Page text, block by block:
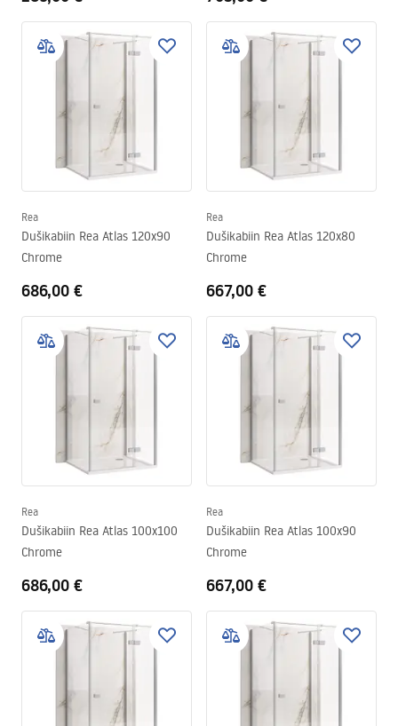
Rea
Dušikabiin Rea Atlas 120x90
Chrome
686,00 €
Rea
Dušikabiin Rea Atlas 120x80
Chrome
667,00 €
Rea
Dušikabiin Rea Atlas 100x100
Chrome
686,00 €
Rea
Dušikabiin Rea Atlas 100x90
Chrome
667,00 €